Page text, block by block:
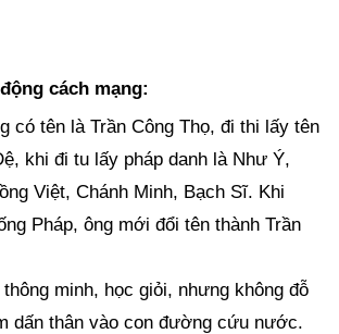
cách mạng:
có tên là Trần Công Thọ, đi thi lấy tên
khi đi tu lấy pháp danh là Như Ý,
Việt, Chánh Minh, Bạch Sĩ. Khi
Pháp, ông mới đổi tên thành Trần
minh, học giỏi, nhưng không đỗ
dấn thân vào con đường cứu nước.